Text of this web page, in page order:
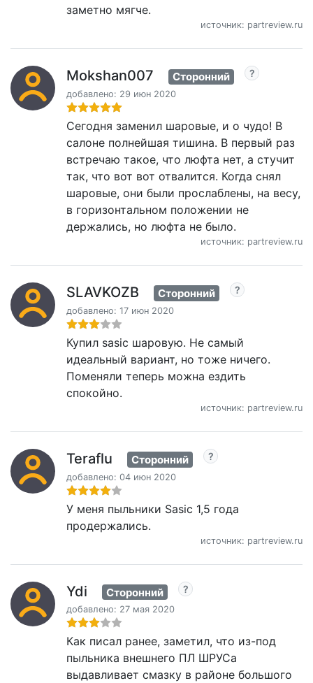
заметно мягче.
источник: partreview.ru
Mokshan007 Сторонний
добавлено: 29 июн 2020
Сегодня заменил шаровые, и о чудо! В
салоне полнейшая тишина. В первый раз
встречаю такое, что люфта нет, а стучит
так, что вот вот отвалится. Когда снял
шаровые, они были прослаблены, на весу,
в горизонтальном положении не
держались, но люфта не было.
источник: partreview.ru
SLAVKOZB Сторонний
добавлено: 17 июн 2020
Купил sasic шаровую. Не самый
идеальный вариант, но тоже ничего.
Поменяли теперь можна ездить
спокойно.
источник: partreview.ru
Teraflu Сторонний
добавлено: 04 июн 2020
У меня пыльники Sasic 1,5 года
продержались.
источник: partreview.ru
Ydi Сторонний
добавлено: 27 мая 2020
Как писал ранее, заметил, что из-под
пыльника внешнего ПЛ ШРУСа
выдавливает смазку в районе большого